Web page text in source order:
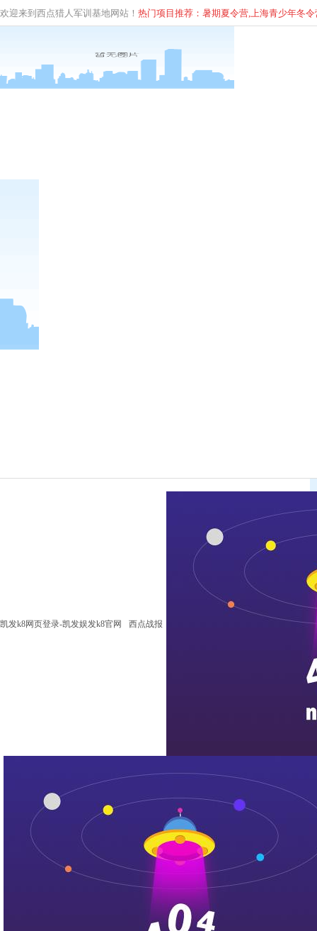
欢迎来到西点猎人军训基地网站！ 热门项目推荐：暑期夏令营,上海青少年冬令
凯发k8网页登录-凯发娱发k8官网 西点战报